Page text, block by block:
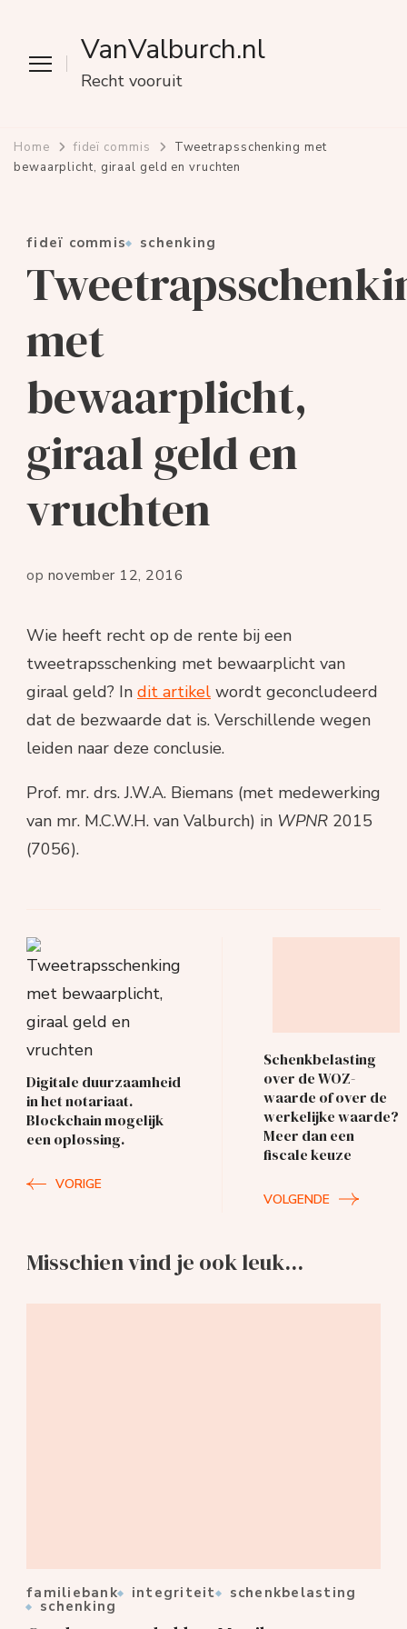
VanValburch.nl
Recht vooruit
Home fideï commis
Tweetrapsschenking met
bewaarplicht, giraal geld en vruchten
fideï commis schenking
met
bewaarplicht,
giraal geld en
vruchten
op november 12, 2016
Wie heeft recht op de rente bij een
tweetrapsschenking met bewaarplicht van
giraal geld? In dit artikel wordt geconcludeerd
dat de bezwaarde dat is. Verschillende wegen
leiden naar deze conclusie.
Prof. mr. drs. J.W.A. Biemans (met medewerking
van mr. M.C.W.H. van Valburch) in WPNR 2015
(7056).
Berichtnavigatie
Digitale duurzaamheid
in het notariaat.
Blockchain mogelijk
een oplossing.
VORIGE
Schenkbelasting
over de WOZ-
waarde of over de
werkelijke waarde?
Meer dan een
fiscale keuze
VOLGENDE
Misschien vind je ook leuk...
familiebank integriteit schenkbelasting
schenking